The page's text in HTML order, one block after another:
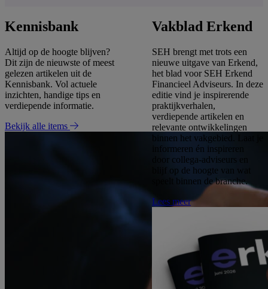
Kennisbank
Altijd op de hoogte blijven?
Dit zijn de nieuwste of meest
gelezen artikelen uit de
Kennisbank. Vol actuele
inzichten, handige tips en
verdiepende informatie.
Bekijk alle items
Vakblad Erkend
SEH brengt met trots een
nieuwe uitgave van Erkend,
het blad voor SEH Erkend
Financieel Adviseurs. In deze
editie vind je inspirerende
praktijkverhalen,
verdiepende artikelen en
relevante ontwikkelingen
binnen het vakgebied. Laat je
informeren én inspireren
door collega-adviseurs en
blijf op de hoogte van wat
speelt binnen de branche.
Lees meer